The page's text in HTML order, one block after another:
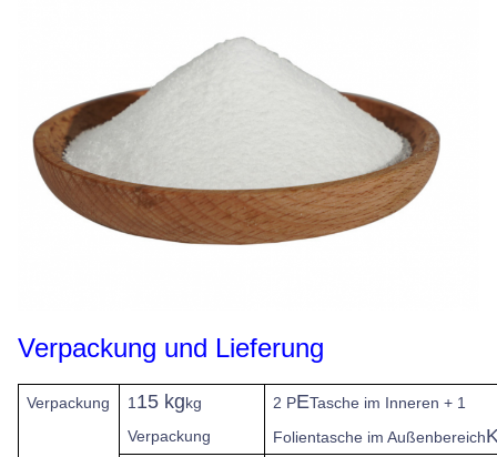
Verpackung und Lieferung
Verpackung 1 15 kgkg
Verpackung
2 PETasche im Inneren + 1
Folientasche im Außenbereich